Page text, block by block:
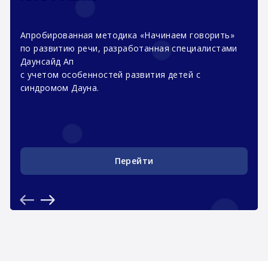
Апробированная методика «Начинаем говорить»
по развитию речи, разработанная специалистами
Даунсайд Ап
с учетом особенностей развития детей с
синдромом Дауна.
Перейти